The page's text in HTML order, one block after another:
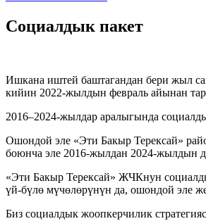
Социалдык пакет
Ишкана иштей баштагандан бери жыл
кийин 2022-жылдын февраль айынан
2016–2024-жылдар аралыгында
Ошондой эле «Эти Бакыр Терексай»
боюнча эле 2016-жылдан 2024-жылдын
«Эти Бакыр Терексай» ЖЧКнун
үй-бүлө мүчөлөрүнүн да, ошондой эле
Биз социалдык жоопкерчилик